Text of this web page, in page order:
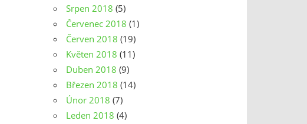
Srpen 2018 (5)
Červenec 2018 (1)
Červen 2018 (19)
Květen 2018 (11)
Duben 2018 (9)
Březen 2018 (14)
Únor 2018 (7)
Leden 2018 (4)